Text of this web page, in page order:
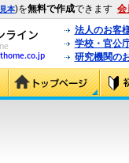
見本)を無料で作成できます 会
法人のお客
学校・官公
研究機関の